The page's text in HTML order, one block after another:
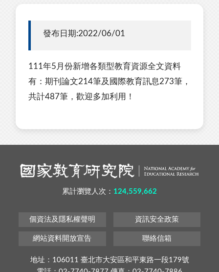
發布日期:2022/06/01
111年5月份新增各類型教育資源全文資料
有：期刊論文214筆及國際教育訊息273筆，
共計487筆，歡迎多加利用！
累計瀏覽人次： 124,559,662
個資法及隱私權聲明 資訊安全政策
網站資料開放宣告 聯絡信箱
地址：106011 臺北市大安區和平東路一段179號